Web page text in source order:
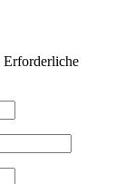
Erforderliche